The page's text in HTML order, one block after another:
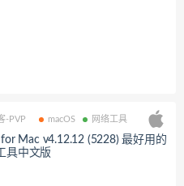
-PVP macOS 网络工具
Mac v4.12.12 (5228) 最好用的
具中文版